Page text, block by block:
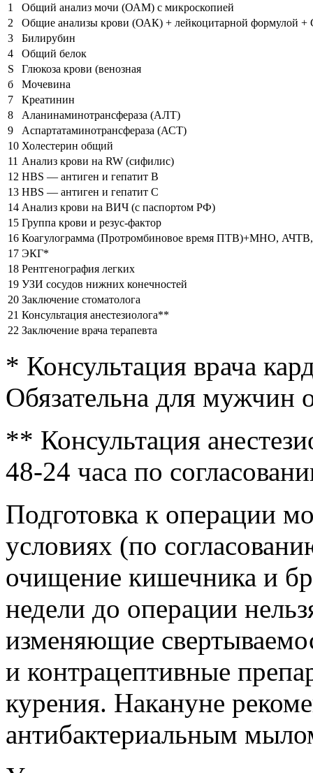
1
Общий анализ мочи (ОАМ) с микроскопией
2
Общие анализы крови (ОАК) + лейкоцитарной формулой
3
Билирубин
4
Общий белок
S
Глюкоза крови (венозная
б
Мочевина
7
Креатинин
8
Аланинаминотрансфераза (АЛТ)
9
Аспартатаминотрансфераза (АСТ)
10 Холестерин общий
11 Анализ крови на RW (сифилис)
12 HBS — антиген и гепатит В
13 HBS — антиген и гепатит С
14 Анализ крови на ВИЧ (с паспортом РФ)
15 Группа крови и резус-фактор
16 Коагулограмма (Протромбиновое время ПТВ)+МНО,
17 ЭКГ*
18 Рентгенография легких
19 УЗИ сосудов нижних конечностей
20 Заключение стоматолога
21 Консультация анестезиолога**
22 Заключение врача терапевта
* Консультация врача
Обязательна для мужчин
** Консультация
48-24 часа по
Подготовка к операции
условиях (по
очищение кишечника и
недели до операции
изменяющие
и контрацептивные
курения. Накануне
антибактериальным